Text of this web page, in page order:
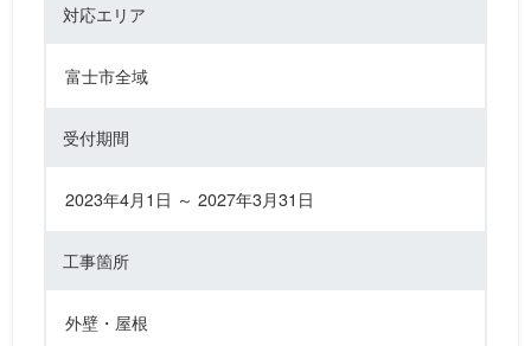
対応エリア
富士市全域
受付期間
2023年4月1日 ～ 2027年3月31日
工事箇所
外壁・屋根